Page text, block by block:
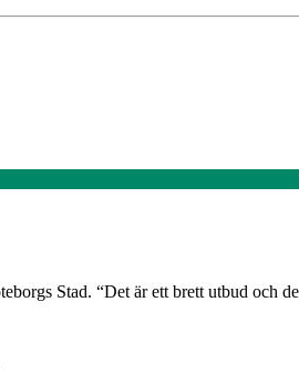
Stad. “Det är ett brett utbud och